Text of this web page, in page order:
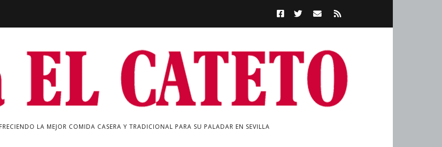
LA MEJOR COMIDA CASERA Y TRADICIONAL PARA SU PALADAR EN SEVILLA